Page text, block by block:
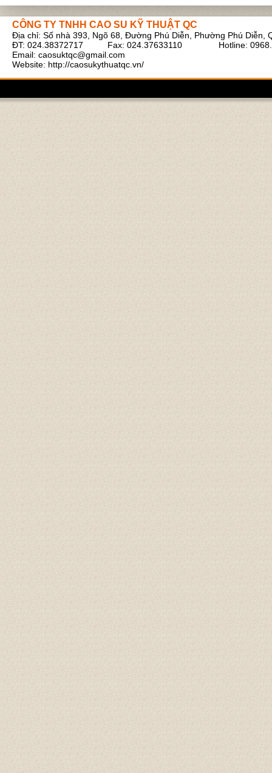
Ruột bình tích áp xe cẩu
CÔNG TY TNHH CAO SU KỸ THUẬT QC
Địa chỉ: Số nhà 393, Ngõ 68, Đường Phú Diễn, Phường Phú Diễn,
ĐT: 024.38372717 Fax: 024.37633110 Hotline:
Email: caosuktqc@gmail.com
Website: http://caosukythuatqc.vn/